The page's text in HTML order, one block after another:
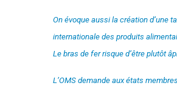
On évoque aussi la création d’une
internationale des produits
Le bras de fer risque d’être plutôt
L’OMS demande aux états